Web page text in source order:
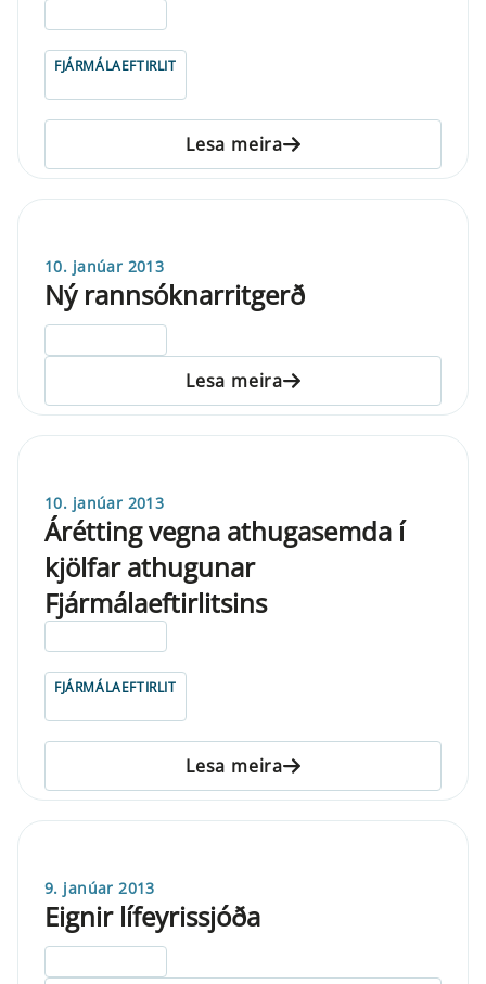
FJÁRMÁLAEFTIRLIT
Lesa meira
10. janúar 2013
Ný rannsóknarritgerð
Lesa meira
10. janúar 2013
Árétting vegna athugasemda í
kjölfar athugunar
Fjármálaeftirlitsins
FJÁRMÁLAEFTIRLIT
Lesa meira
9. janúar 2013
Eignir lífeyrissjóða